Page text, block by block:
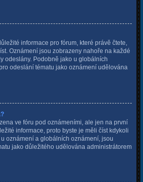
informace pro fórum, které právě čtete,
Oznámení jsou zobrazeny nahoře na každé
odeslány. Podobně jako u globálních
odeslání tématu jako oznámení udělována
ve fóru pod oznámeními, ale jen na první
informace, proto byste je měli číst kdykoli
oznámení a globálních oznámení, jsou
jako důležitého udělována administrátorem